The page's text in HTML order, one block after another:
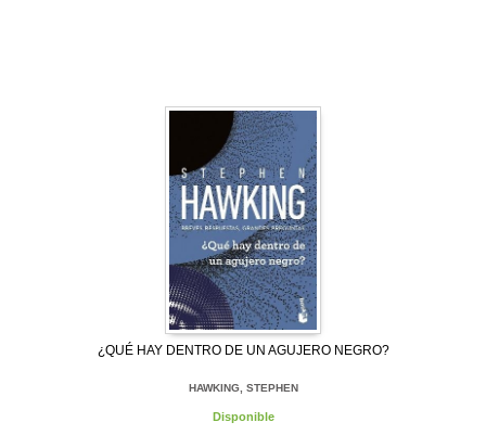
¿QUÉ HAY DENTRO DE UN AGUJERO NEGRO?
HAWKING, STEPHEN
Disponible